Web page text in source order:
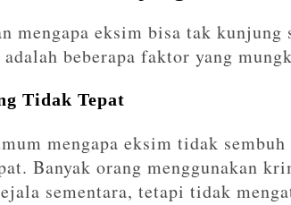
mengapa eksim bisa tak
beberapa faktor yang
Tidak Tepat
mengapa eksim tidak
Banyak orang menggunakan
sementara, tetapi tidak